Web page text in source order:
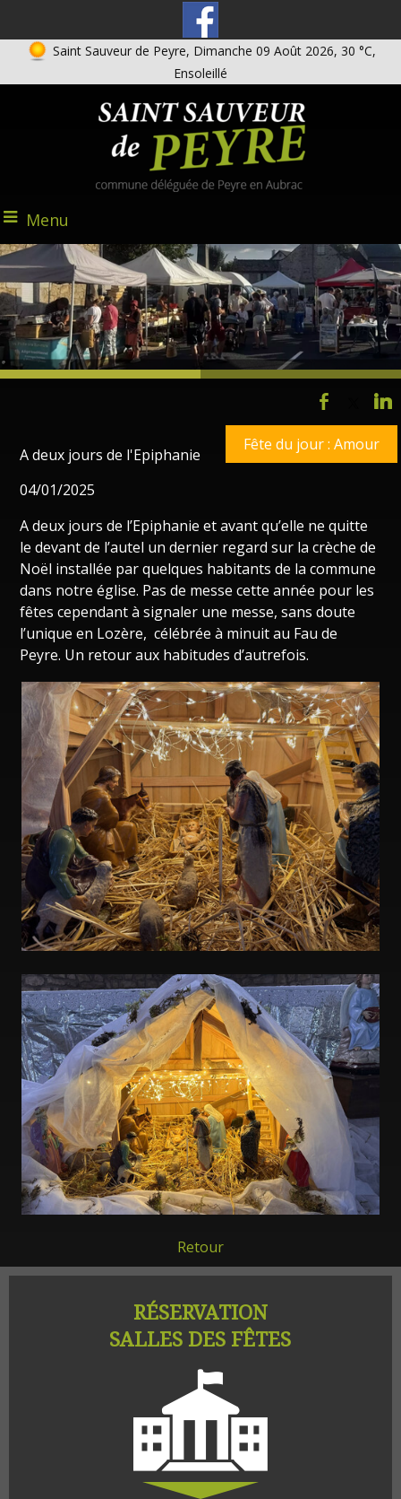
Saint Sauveur de Peyre, Dimanche 09 Août 2026, 30 °C,
Ensoleillé
Menu
@
Fête du jour : Amour
A deux jours de l'Epiphanie
04/01/2025
A deux jours de l’Epiphanie et avant qu’elle ne quitte
le devant de l’autel un dernier regard sur la crèche de
Noël installée par quelques habitants de la commune
dans notre église. Pas de messe cette année pour les
fêtes cependant à signaler une messe, sans doute
l’unique en Lozère, célébrée à minuit au Fau de
Peyre. Un retour aux habitudes d’autrefois.
Retour
RÉSERVATION
SALLES DES FÊTES